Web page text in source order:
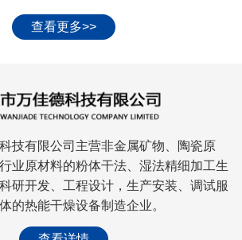
查看更多>>
有限公司主营非金属矿物、陶瓷原
业原材料的粉体干法、湿法精细加工生
研开发、工程设计，生产安装、调试服
的热能干燥设备制造企业。